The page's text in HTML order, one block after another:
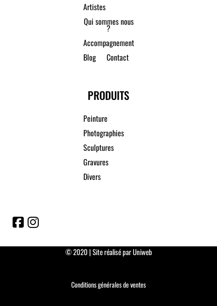
Artistes
Qui sommes nous
?
Accompagnement
Blog
Contact
PRODUITS
Peinture
Photographies
Sculptures
Gravures
Divers
© 2020 | Site réalisé par Uniweb
Conditions générales de ventes